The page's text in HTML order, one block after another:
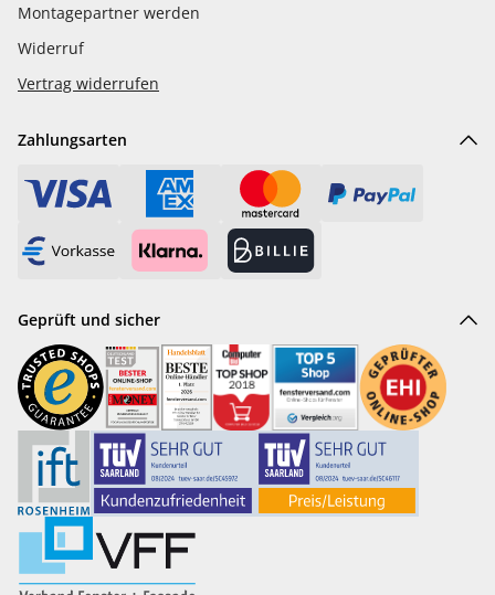
Montagepartner werden
Widerruf
Vertrag widerrufen
Zahlungsarten
Geprüft und sicher